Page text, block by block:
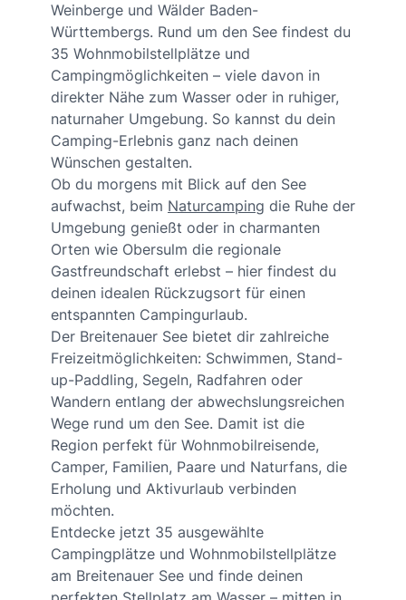
Weinberge und Wälder Baden-
Württembergs. Rund um den See findest du
35 Wohnmobilstellplätze und
Campingmöglichkeiten – viele davon in
direkter Nähe zum Wasser oder in ruhiger,
naturnaher Umgebung. So kannst du dein
Camping-Erlebnis ganz nach deinen
Wünschen gestalten.
Ob du morgens mit Blick auf den See
aufwachst, beim Naturcamping die Ruhe der
Umgebung genießt oder in charmanten
Orten wie Obersulm die regionale
Gastfreundschaft erlebst – hier findest du
deinen idealen Rückzugsort für einen
entspannten Campingurlaub.
Der Breitenauer See bietet dir zahlreiche
Freizeitmöglichkeiten: Schwimmen, Stand-
up-Paddling, Segeln, Radfahren oder
Wandern entlang der abwechslungsreichen
Wege rund um den See. Damit ist die
Region perfekt für Wohnmobilreisende,
Camper, Familien, Paare und Naturfans, die
Erholung und Aktivurlaub verbinden
möchten.
Entdecke jetzt 35 ausgewählte
Campingplätze und Wohnmobilstellplätze
am Breitenauer See und finde deinen